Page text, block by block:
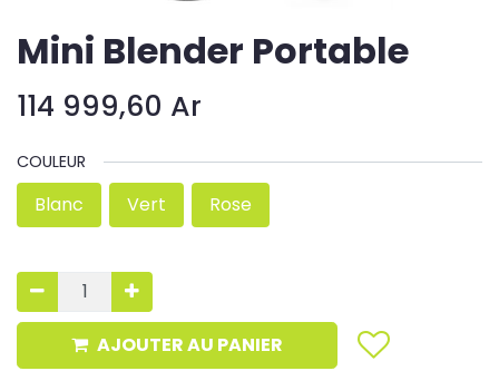
Mini Blender Portable
114 999,60 Ar
COULEUR
Blanc Vert Rose
AJOUTER AU PANIER